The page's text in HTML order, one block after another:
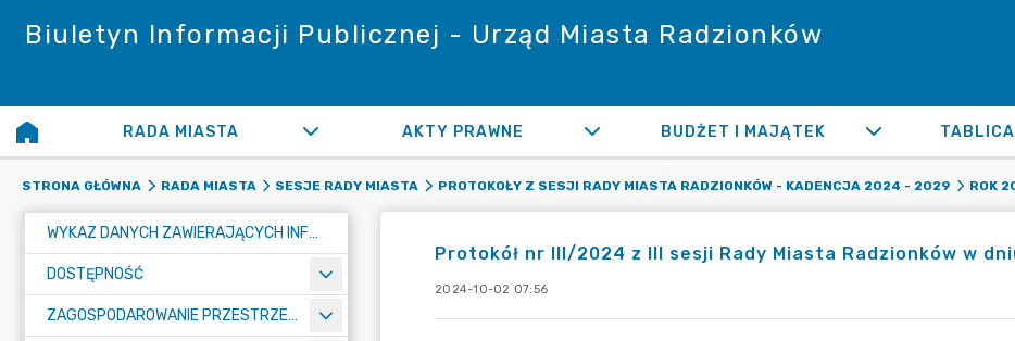
Biuletyn Informacji Publicznej - Urząd Miasta Radzionków
RADA MIASTA AKTY PRAWNE BUDŻET I MAJĄTEK
STRONA GŁÓWNA RADA MIASTA SESJE RADY MIASTA PROTOKOŁY Z SESJI RADY MIASTA RADZIONKÓW - KADENCJA 2024 - 2029 ROK
WYKAZ DANYCH ZAWIERAJĄCYCH INFORMACJE O ŚRODOWISKU I JEGO OCHRONIE
DOSTĘPNOŚĆ
ZAGOSPODAROWANIE PRZESTRZENNE
Protokół nr III/2024 z III sesji Rady Miasta Radzionków w
2024-10-02 07:56